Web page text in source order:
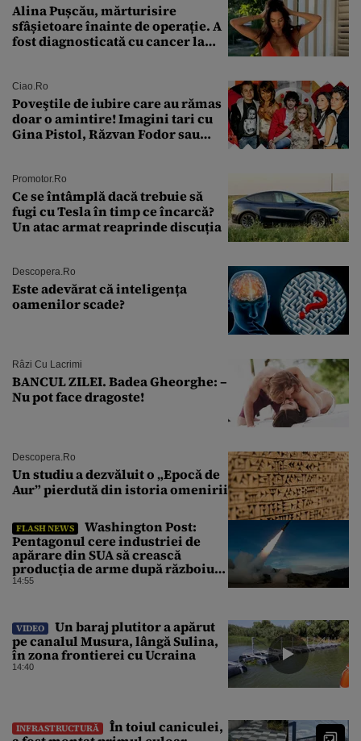
Alina Pușcău, mărturisire
sfâșietoare înainte de operație. A
fost diagnosticată cu cancer la
îmi salvez viața”
Ciao.ro
Poveştile de iubire care au rămas
doar o amintire! Imagini tari cu
Gina Pistol, Răzvan Fodor sau
Promotor.ro
Ce se întâmplă dacă trebuie să
fugi cu Tesla în timp ce încarcă?
Un atac armat reaprinde discuția
Descopera.ro
Este adevărat că inteligența
oamenilor scade?
Râzi Cu Lacrimi
BANCUL ZILEI. Badea Gheorghe: –
Nu pot face dragoste!
Descopera.ro
Un studiu a dezvăluit o „Epocă de
Aur” pierdută din istoria omenirii
FLASH NEWS
Washington Post:
Pentagonul cere industriei de
apărare din SUA să crească
producția de arme după războiul
cu Iranul
14:55
VIDEO
Un baraj plutitor a apărut
pe canalul Musura, lângă Sulina,
în zona frontierei cu Ucraina
14:40
INFRASTRUCTURĂ
În toiul caniculei,